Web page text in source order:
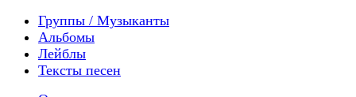
Группы / Музыканты
Альбомы
Лейблы
Тексты песен